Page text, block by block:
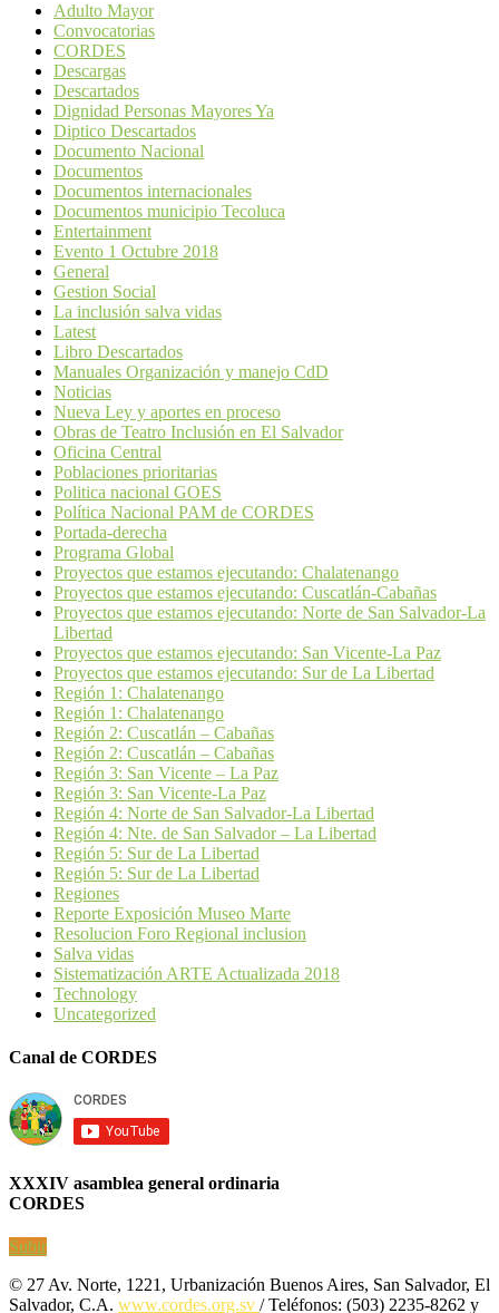
Adulto Mayor
Convocatorias
CORDES
Descargas
Descartados
Dignidad Personas Mayores Ya
Diptico Descartados
Documento Nacional
Documentos
Documentos internacionales
Documentos municipio Tecoluca
Entertainment
Evento 1 Octubre 2018
General
Gestion Social
La inclusión salva vidas
Latest
Libro Descartados
Manuales Organización y manejo CdD
Noticias
Nueva Ley y aportes en proceso
Obras de Teatro Inclusión en El Salvador
Oficina Central
Poblaciones prioritarias
Politica nacional GOES
Política Nacional PAM de CORDES
Portada-derecha
Programa Global
Proyectos que estamos ejecutando: Chalatenango
Proyectos que estamos ejecutando: Cuscatlán-Cabañas
Proyectos que estamos ejecutando: Norte de San Salvador-La
Libertad
Proyectos que estamos ejecutando: San Vicente-La Paz
Proyectos que estamos ejecutando: Sur de La Libertad
Región 1: Chalatenango
Región 1: Chalatenango
Región 2: Cuscatlán – Cabañas
Región 2: Cuscatlán – Cabañas
Región 3: San Vicente – La Paz
Región 3: San Vicente-La Paz
Región 4: Norte de San Salvador-La Libertad
Región 4: Nte. de San Salvador – La Libertad
Región 5: Sur de La Libertad
Región 5: Sur de La Libertad
Regiones
Reporte Exposición Museo Marte
Resolucion Foro Regional inclusion
Salva vidas
Sistematización ARTE Actualizada 2018
Technology
Uncategorized
Canal de CORDES
XXXIV asamblea general ordinaria
CORDES
Subir
© 27 Av. Norte, 1221, Urbanización Buenos Aires, San Salvador, El
Salvador, C.A. www.cordes.org.sv / Teléfonos: (503) 2235-8262 y